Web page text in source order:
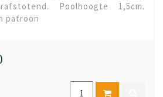
Poolhoogte 1,5cm.
patroon